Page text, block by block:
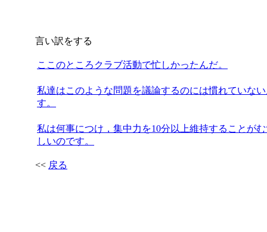
言い訳をする
ここのところクラブ活動で忙しかったんだ。
私達はこのような問題を議論するのには慣れていな
す。
私は何事につけ，集中力を10分以上維持することが
しいのです。
<< 戻る